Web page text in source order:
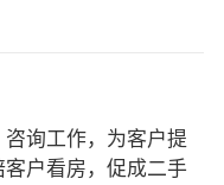
询工作，为客户提
户看房，促成二手